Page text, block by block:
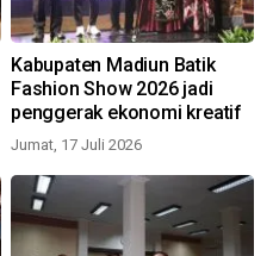
Kabupaten Madiun Batik
Fashion Show 2026 jadi
penggerak ekonomi kreatif
Jumat, 17 Juli 2026